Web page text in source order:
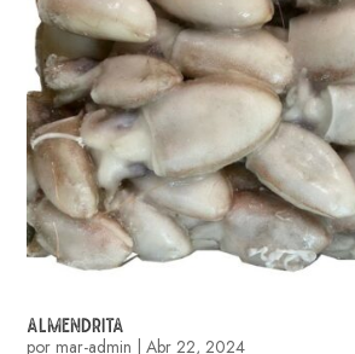
ALMENDRITA
pormar-admin |Abr 22, 2024